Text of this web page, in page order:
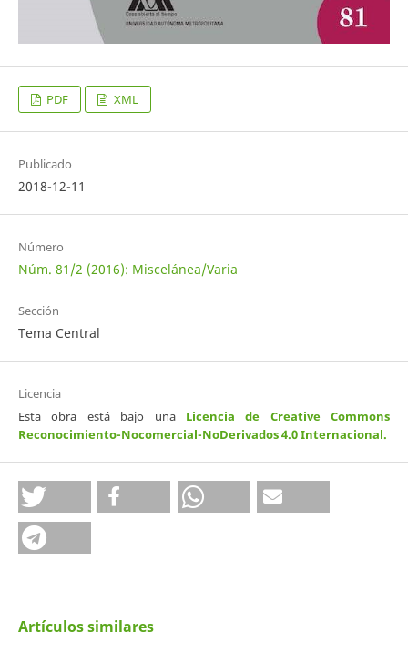
PDF XML
Publicado
2018-12-11
Número
Núm. 81/2 (2016): Miscelánea/Varia
Sección
Tema Central
Licencia
Esta obra está bajo una Licencia de Creative Commons
Reconocimiento-Nocomercial-NoDerivados 4.0 Internacional.
Artículos similares